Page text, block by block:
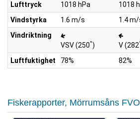
Lufttryck
1018 hPa 1018
Vindstyrka
1.6 m/s 1.4
Vindriktning
VSV (250°) V (282
Luftfuktighet
78% 82%
Fiskerapporter, Mörrumsåns